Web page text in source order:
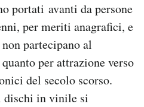
portati avanti da persone
per meriti anagrafici, e
partecipano al
per attrazione verso
del secolo scorso.
dischi in vinile si